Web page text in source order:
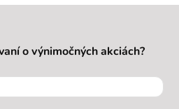
o výnimočných akciách?